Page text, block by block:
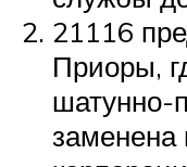
21116
Приоры,
шатунно-